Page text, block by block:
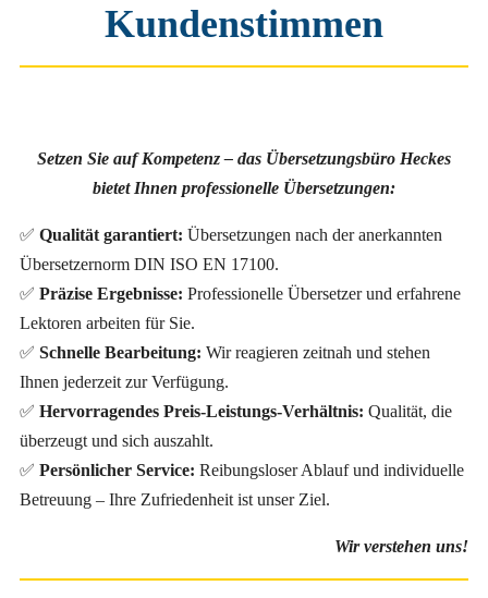
Kundenstimmen
Setzen Sie auf Kompetenz – das Übersetzungsbüro Heckes
bietet Ihnen professionelle Übersetzungen:
✅ Qualität garantiert: Übersetzungen nach der anerkannten
Übersetzernorm DIN ISO EN 17100.
✅ Präzise Ergebnisse: Professionelle Übersetzer und erfahrene
Lektoren arbeiten für Sie.
✅ Schnelle Bearbeitung: Wir reagieren zeitnah und stehen
Ihnen jederzeit zur Verfügung.
✅ Hervorragendes Preis-Leistungs-Verhältnis: Qualität, die
überzeugt und sich auszahlt.
✅ Persönlicher Service: Reibungsloser Ablauf und individuelle
Betreuung – Ihre Zufriedenheit ist unser Ziel.
Wir verstehen uns!